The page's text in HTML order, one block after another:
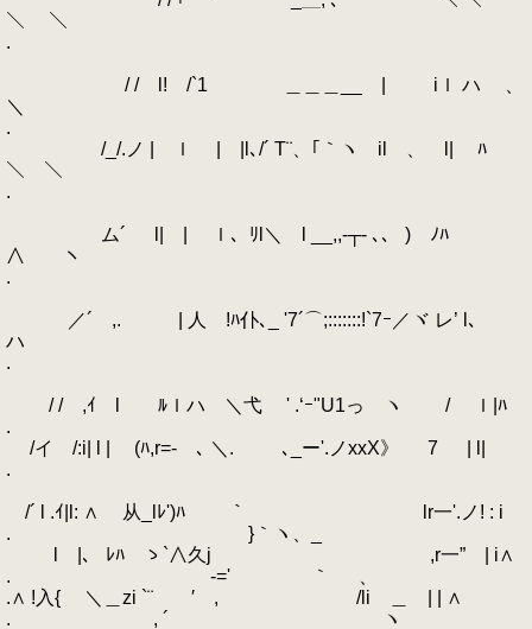
＼ ＼
.
/ / l! /`1 ＿＿＿__ | iｌ ハ 、
＼
.
/_/.ノ | ｌ | |l､/´ T¨、｢｀ヽ il 、 l| ﾊ
＼ ＼
.
ム´ l| | ｌ、ﾘl＼ l __,,-┬- ､、 ) ﾉﾊ
∧ ヽ
.
／´ ,. | 人 !ﾊ仆､_ '7´⌒;:::::::!`7ｰ／ヾ レ’ l､
ハ
.
/ / ,ｲ l ﾙｌハ ＼弋 ' .‘ｰ"U1っ ヽ / ｌ|ﾊ
.
/イ /:i| l | (ﾊ,r=-ゝ､ ＼. ､_ー'.ノxxX》 7 | l|
.
/´ l .ｲ|l: ∧ 从_lﾚ')ﾊ ￣｀ lr一'.ノ! : i
. }｀ヽ、_
l |、 ﾚﾊ ゝ`∧久j ,r一” | i∧
. -=' ｀ 、
.∧ !入{ ＼＿zi `¨ ′ , /li ＿ | | ∧
. , ´ ヽ